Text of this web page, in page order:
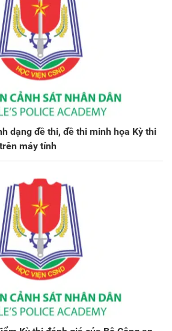
dạng đề thi, đề thi minh họa Kỳ thi
máy tính